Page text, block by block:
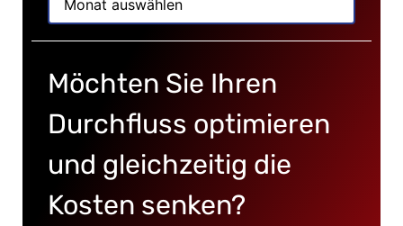
Möchten Sie Ihren
Durchfluss optimieren
und gleichzeitig die
Kosten senken?